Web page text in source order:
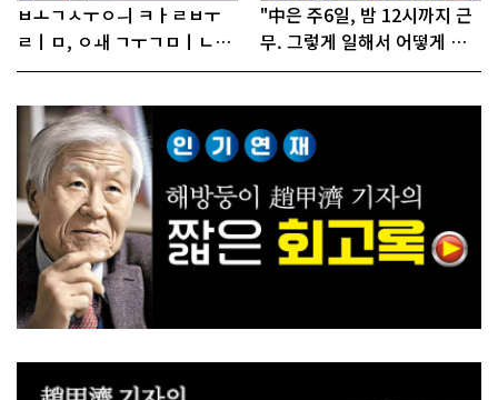
ㅂㅗㄱㅅㅜㅇㅢ ㅋㅏㄹㅂㅜ
ㄹㅣㅁ, ㅇㅙ ㄱㅜㄱㅁㅣㄴㄷ
ㅡㄹㅇㅣ ㄷㅏㅇㅎㅐㅇㅑ ㅎ
"中은 주6일, 밤 12시까지 근
무. 그렇게 일해서 어떻게 경
쟁하냐 반문하더라"